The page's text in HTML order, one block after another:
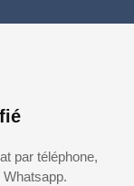
par téléphone,